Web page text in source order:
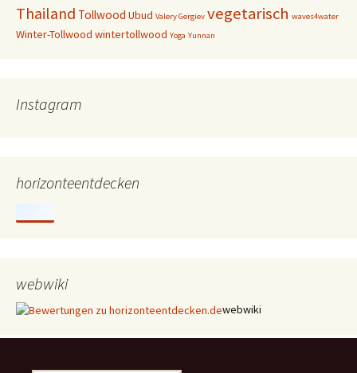
Thailand Tollwood Ubud Valery Gergiev vegetarisch waves4water
Winter-Tollwood wintertollwood Yoga Yunnan
Instagram
horizonteentdecken
webwiki
webwiki